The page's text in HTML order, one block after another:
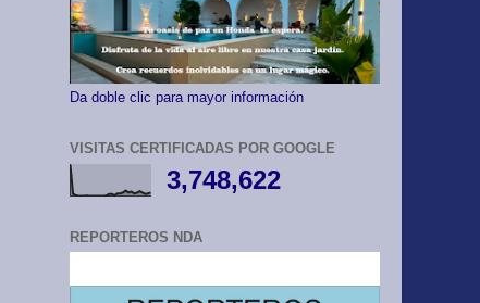
Da doble clic para mayor información
VISITAS CERTIFICADAS POR GOOGLE
3,748,622
REPORTEROS NDA